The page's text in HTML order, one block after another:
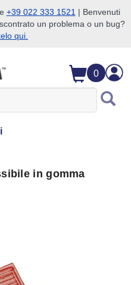
+39 022 333 1521 | Benvenuti
un problema o un bug?
qui.
0
in gomma